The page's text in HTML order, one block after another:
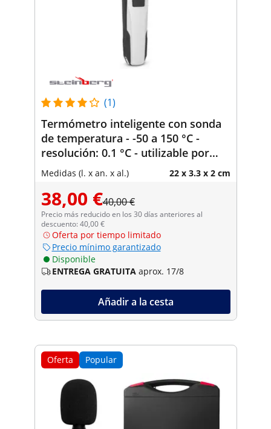
(1)
Termómetro inteligente con sonda
de temperatura - -50 a 150 °C -
resolución: 0.1 °C - utilizable por
Bluetooth con smartphone -
Steinberg Systems
Medidas (l. x an. x al.) 22 x 3.3 x 2 cm
38,00 €40,00 €
Precio más reducido en los 30 días anteriores al
descuento: 40,00 €
Oferta por tiempo limitado
Precio mínimo garantizado
Disponible
ENTREGA GRATUITA aprox. 17/8
Añadir a la cesta
Oferta Popular